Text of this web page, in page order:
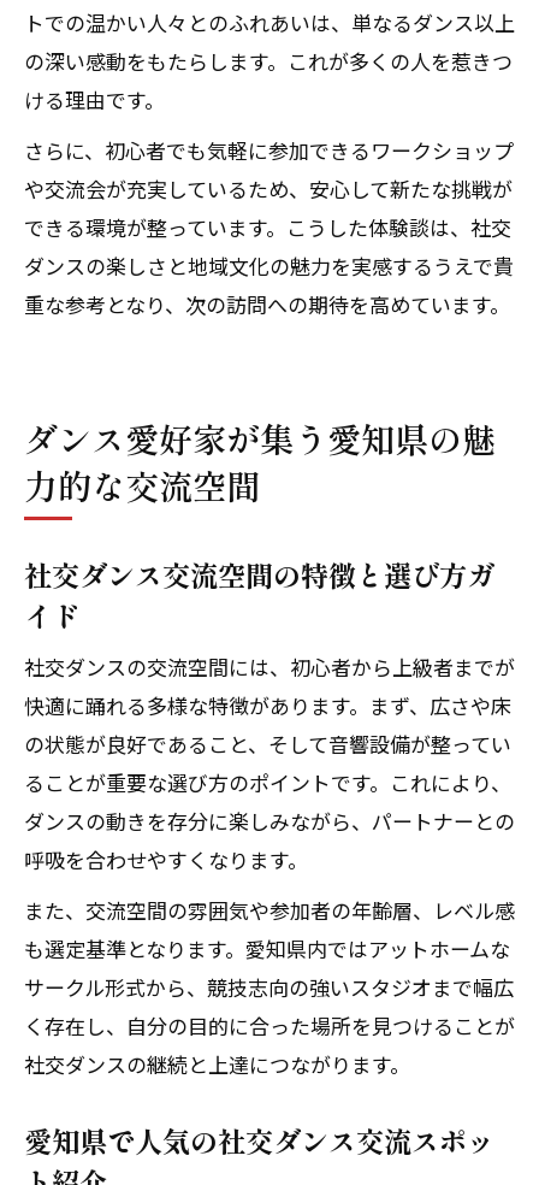
トでの温かい人々とのふれあいは、単なるダンス以上
の深い感動をもたらします。これが多くの人を惹きつ
ける理由です。
さらに、初心者でも気軽に参加できるワークショップ
や交流会が充実しているため、安心して新たな挑戦が
できる環境が整っています。こうした体験談は、社交
ダンスの楽しさと地域文化の魅力を実感するうえで貴
重な参考となり、次の訪問への期待を高めています。
ダンス愛好家が集う愛知県の魅
力的な交流空間
社交ダンス交流空間の特徴と選び方ガ
イド
社交ダンスの交流空間には、初心者から上級者までが
快適に踊れる多様な特徴があります。まず、広さや床
の状態が良好であること、そして音響設備が整ってい
ることが重要な選び方のポイントです。これにより、
ダンスの動きを存分に楽しみながら、パートナーとの
呼吸を合わせやすくなります。
また、交流空間の雰囲気や参加者の年齢層、レベル感
も選定基準となります。愛知県内ではアットホームな
サークル形式から、競技志向の強いスタジオまで幅広
く存在し、自分の目的に合った場所を見つけることが
社交ダンスの継続と上達につながります。
愛知県で人気の社交ダンス交流スポッ